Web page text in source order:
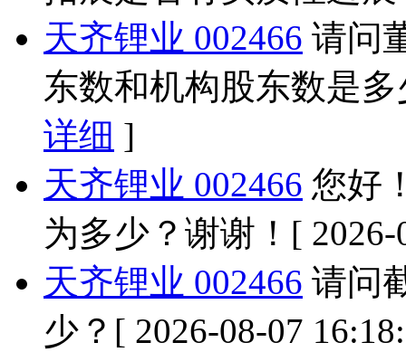
天齐锂业 002466 请问
东数和机构股东数是
详细 ]
天齐锂业 002466 您好
为多少？谢谢！ [
天齐锂业 002466 请问
少？ [ 2026-08-07